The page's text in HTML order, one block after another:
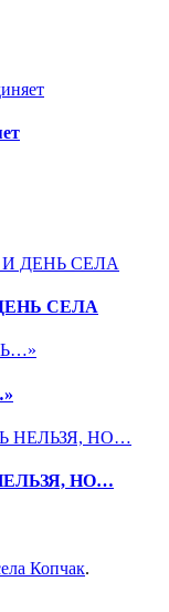
СЕЛА
НО…
Копчак.